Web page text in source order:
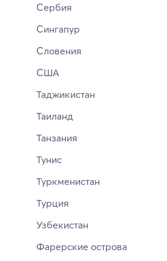
Сербия
Сингапур
Словения
США
Таджикистан
Таиланд
Танзания
Тунис
Туркменистан
Турция
Узбекистан
Фарерские острова